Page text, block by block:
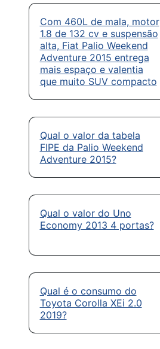
Com 460L de mala, motor
1.8 de 132 cv e suspensão
alta, Fiat Palio Weekend
Adventure 2015 entrega
mais espaço e valentia
que muito SUV compacto
Qual o valor da tabela
FIPE da Palio Weekend
Adventure 2015?
Qual o valor do Uno
Economy 2013 4 portas?
Qual é o consumo do
Toyota Corolla XEi 2.0
2019?